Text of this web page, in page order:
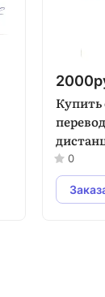
2000
Купить
в 0